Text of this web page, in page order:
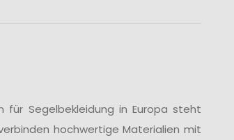
Segelbekleidung in Europa steht
hochwertige Materialien mit